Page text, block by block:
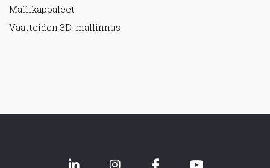
Mallikappaleet
Vaatteiden 3D-mallinnus